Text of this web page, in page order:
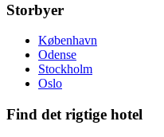
Storbyer
København
Odense
Stockholm
Oslo
Find det rigtige hotel